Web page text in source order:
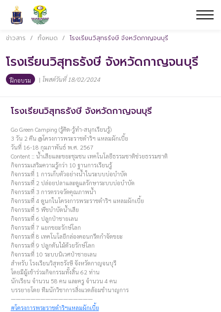
ข่าวสาร / ทั้งหมด / โรงเรียนวิสุทธรังษี จังหวัดกาญจนบุรี
โรงเรียนวิสุทธรังษี จังหวัดกาญจนบุรี
ฝึกอบรม | โพสต์วันที่ 18/02/2024
โรงเรียนวิสุทธรังษี จังหวัดกาญจนบุรี
Go Green Camping (รู้คิด-รู้ทำ-สนุกเรียนรู้)
3 วัน 2 คืน @โครงการพระราชดำริฯ แหลมผักเบี้ย
วันที่ 16-18 กุมภาพันธ์ พ.ศ. 2567
Content :: น้ำเสียและขยะชุมชน เทคโนโลยีธรรมชาติช่วยธรรมชาติ
กิจกรรมเสริมความรู้กว่า 10 ฐานการเรียนรู้
กิจกรรมที่ 1 การเก็บตัวอย่างน้ำในระบบบ่อบำบัด
กิจกรรมที่ 2 ปล่อยปลาและดูแลรักษาระบบบ่อบำบัด
กิจกรรมที่ 3 การตรวจวัดคุณภาพน้ำ
กิจกรรมที่ 4 ดูนกในโครงการพระราชดำริฯ แหลมผักเบี้ย
กิจกรรมที่ 5 พืชบำบัดน้ำเสีย
กิจกรรมที่ 6 ปลูกป่าชายเลน
กิจกรรมที่ 7 แยกขยะรักษ์โลก
กิจกรรมที่ 8 เทคโนโลยีกล่องคอนกรีตกำจัดขยะ
กิจกรรมที่ 9 ปลูกต้นไม้ด้วยรักษ์โลก
กิจกรรมที่ 10 ระบบนิเวศป่าชายเลน
สำหรับ โรงเรียนวิสุทธรังษี จังหวัดกาญจนบุรี
โดยมีผู้เข้าร่วมกิจกรรมทั้งสิ้น 62 ท่าน
นักเรียน จำนวน 58 คน และครู จำนวน 4 คน
บรรยายโดย ทีมนักวิชาการสิ่งแวดล้อมชำนาญการ
————————–————————
#โครงการพระราชดำริฯแหลมผักเบี้ย